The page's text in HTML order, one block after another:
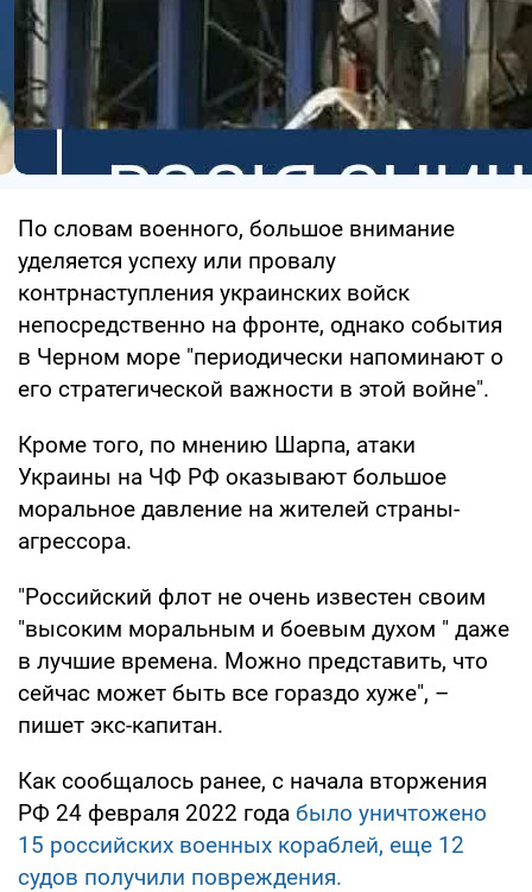
По словам военного, большое внимание
уделяется успеху или провалу
контрнаступления украинских войск
непосредственно на фронте, однако события
в Черном море "периодически напоминают о
его стратегической важности в этой войне".
Кроме того, по мнению Шарпа, атаки
Украины на ЧФ РФ оказывают большое
моральное давление на жителей страны-
агрессора.
"Российский флот не очень известен своим
"высоким моральным и боевым духом " даже
в лучшие времена. Можно представить, что
сейчас может быть все гораздо хуже", –
пишет экс-капитан.
Как сообщалось ранее, с начала вторжения
РФ 24 февраля 2022 года было уничтожено
15 российских военных кораблей, еще 12
судов получили повреждения.